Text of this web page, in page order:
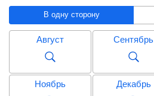
В одну сторону
Август Сентябрь
Ноябрь Декабрь